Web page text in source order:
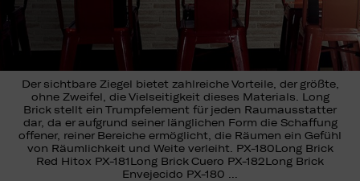
Der sichtbare Ziegel bietet zahlreiche Vorteile, der größte,
ohne Zweifel, die Vielseitigkeit dieses Materials. Long
Brick stellt ein Trumpfelement für jeden Raumausstatter
dar, da er aufgrund seiner länglichen Form die Schaffung
offener, reiner Bereiche ermöglicht, die Räumen ein Gefühl
von Räumlichkeit und Weite verleiht. PX-180Long Brick
Red Hitox PX-181Long Brick Cuero PX-182Long Brick
Envejecido PX-180 …